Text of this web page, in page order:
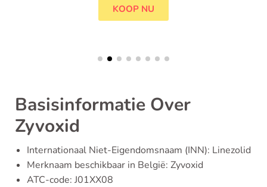
KOOP NU
Basisinformatie Over
Zyvoxid
Internationaal Niet-Eigendomsnaam (INN): Linezolid
Merknaam beschikbaar in België: Zyvoxid
ATC-code: J01XX08